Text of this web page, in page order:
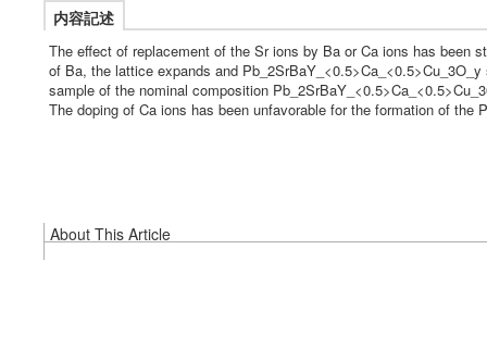
内容記述
The effect of replacement of the Sr ions by Ba or Ca ions has been
of Ba, the lattice expands and
sample of the nominal composition
The doping of Ca ions has been unfavorable for the formation of the
About This Article